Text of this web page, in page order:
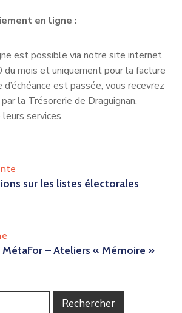
en ligne :
est possible via notre site internet
mois et uniquement pour la facture
est passée, vous recevrez
la Trésorerie de Draguignan,
services.
sur les listes électorales
MétaFor – Ateliers « Mémoire »